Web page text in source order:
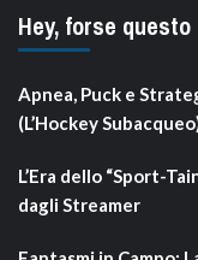
Hey, forse
Apnea, Puck e
(L’Hockey
L’Era dello “Sport-
dagli Streamer